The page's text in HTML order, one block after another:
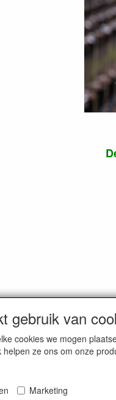
KWEKERIJ
gebruik van
cookies we mogen
ze ons om onze
Marketing